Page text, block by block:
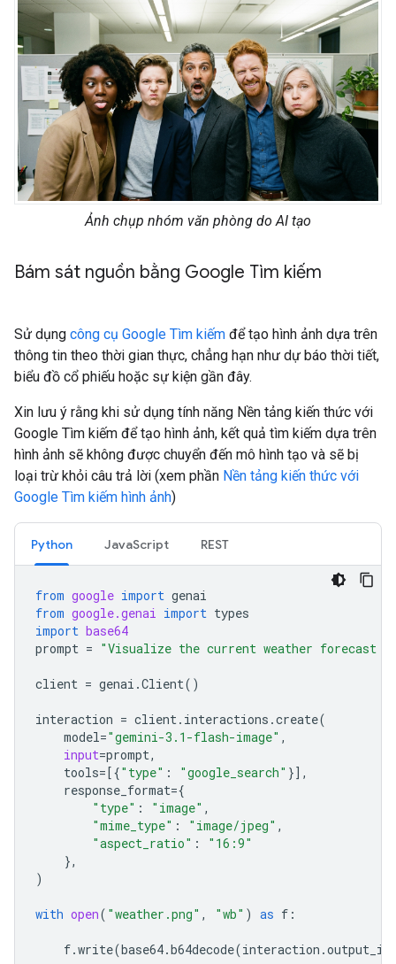
Ảnh chụp nhóm văn phòng do AI tạo
Bám sát nguồn bằng Google Tìm kiếm
Sử dụng công cụ Google Tìm kiếm để tạo hình ảnh dựa trên
thông tin theo thời gian thực, chẳng hạn như dự báo thời tiết,
biểu đồ cổ phiếu hoặc sự kiện gần đây.
Xin lưu ý rằng khi sử dụng tính năng Nền tảng kiến thức với
Google Tìm kiếm để tạo hình ảnh, kết quả tìm kiếm dựa trên
hình ảnh sẽ không được chuyển đến mô hình tạo và sẽ bị
loại trừ khỏi câu trả lời (xem phần Nền tảng kiến thức với
Google Tìm kiếm hình ảnh)
Python JavaScript REST
from google import genai
from google.genai import types
import base64
prompt = "Visualize the current weather forecast
client = genai .Client()
interaction = client. interactions .create(
model="gemini-3.1-flash-image" ,
input=prompt,
tools= [{"type" : "google_search" }],
response_format={
"type" : "image" ,
"mime_type" : "image/jpeg" ,
"aspect_ratio" :
"16:9"
},
)
with open( "weather.png" , "wb" ) as f :
f.write(base64.b64decode(interaction .